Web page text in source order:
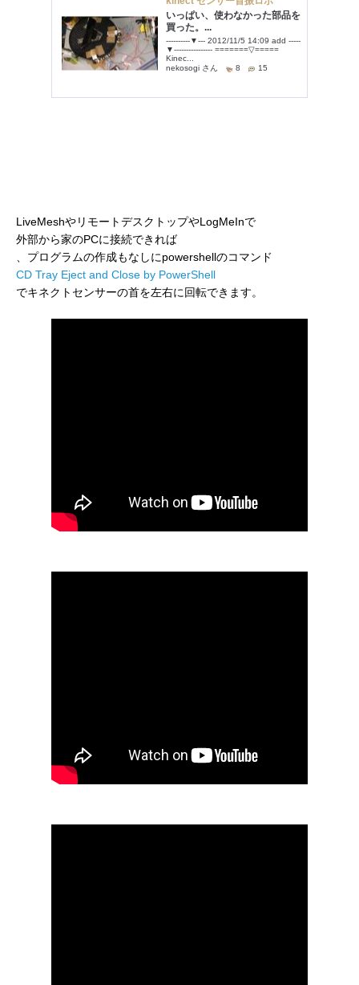
LiveMeshやリモートデスクトップやLogMeInで
外部から家のPCに接続できれば
、プログラムの作成もなしにpowershellのコマンド
CD Tray Eject and Close by PowerShell
でキネクトセンサーの首を左右に回転できます。